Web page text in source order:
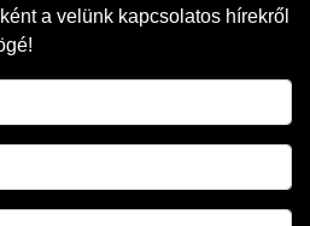
a velünk kapcsolatos hírekről